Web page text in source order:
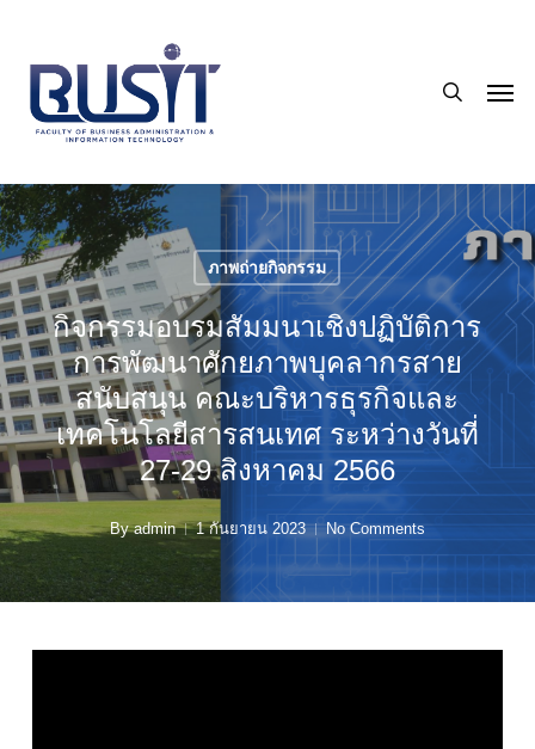
main
content
ภาพถ่ายกิจกรรม
กิจกรรมอบรมสัมมนาเชิงปฏิบัติการ
การพัฒนาศักยภาพบุคลากรสาย
สนับสนุน คณะบริหารธุรกิจและ
เทคโนโลยีสารสนเทศ ระหว่างวันที่
27-29 สิงหาคม 2566
By admin 1 กันยายน 2023 No Comments